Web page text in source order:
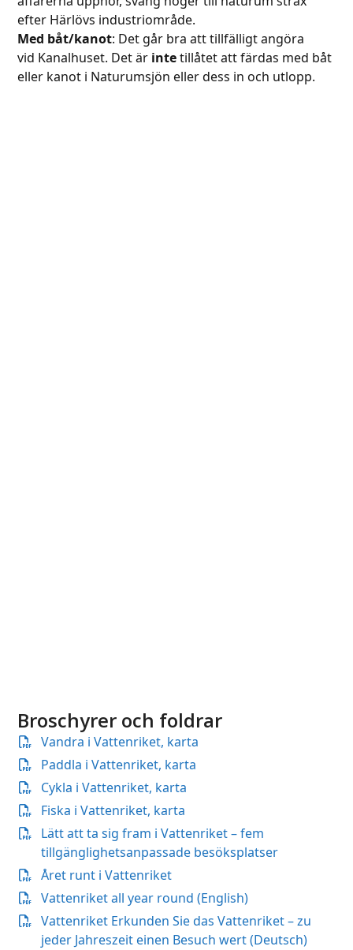
efter Härlövs industriområde.
Med båt/kanot: Det går bra att tillfälligt angöra
vid Kanalhuset. Det är intetillåtet att färdas med båt
eller kanot i Naturumsjön eller dess in och utlopp.
Broschyrer och foldrar
Vandra i Vattenriket, karta
Paddla i Vattenriket, karta
Cykla i Vattenriket, karta
Fiska i Vattenriket, karta
Lätt att ta sig fram i Vattenriket – fem
tillgänglighetsanpassade besöksplatser
Året runt i Vattenriket
Vattenriket all year round (English)
Vattenriket Erkunden Sie das Vattenriket – zu
jeder Jahreszeit einen Besuch wert (Deutsch)